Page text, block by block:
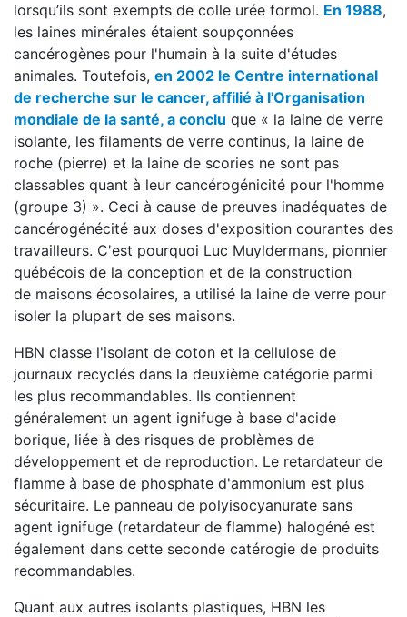
lorsqu’ils sont exempts de colle urée formol. En 1988,
les laines minérales étaient soupçonnées
cancérogènes pour l'humain à la suite d'études
animales. Toutefois, en 2002 le Centre international
de recherche sur le cancer, affilié à l'Organisation
mondiale de la santé, a conclu que « la laine de verre
isolante, les filaments de verre continus, la laine de
roche (pierre) et la laine de scories ne sont pas
classables quant à leur cancérogénicité pour l'homme
(groupe 3) ». Ceci à cause de preuves inadéquates de
cancérogénécité aux doses d'exposition courantes des
travailleurs. C'est pourquoi Luc Muyldermans, pionnier
québécois de la conception et de la construction
de maisons écosolaires, a utilisé la laine de verre pour
isoler la plupart de ses maisons.
HBN classe l'isolant de coton et la cellulose de
journaux recyclés dans la deuxième catégorie parmi
les plus recommandables. Ils contiennent
généralement un agent ignifuge à base d'acide
borique, liée à des risques de problèmes de
développement et de reproduction. Le retardateur de
flamme à base de phosphate d'ammonium est plus
sécuritaire. Le panneau de polyisocyanurate sans
agent ignifuge (retardateur de flamme) halogéné est
également dans cette seconde catérogie de produits
recommandables.
Quant aux autres isolants plastiques, HBN les